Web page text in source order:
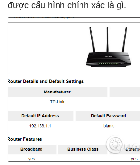
được cấu hình chính xác là gì.